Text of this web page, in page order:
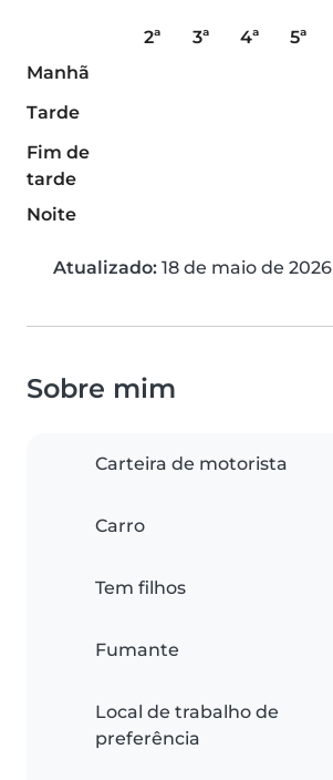
2ª 3ª 4ª 5ª
Manhã
Tarde
Fim de
tarde
Noite
Atualizado: 18 de maio de 2026
Sobre mim
Carteira de motorista
Carro
Tem filhos
Fumante
Local de trabalho de
preferência